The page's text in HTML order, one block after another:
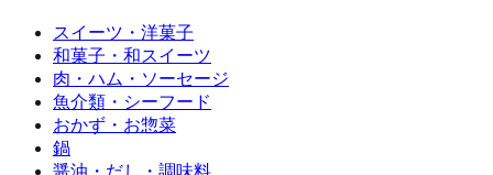
スイーツ・洋菓子
和菓子・和スイーツ
肉・ハム・ソーセージ
魚介類・シーフード
おかず・お惣菜
鍋